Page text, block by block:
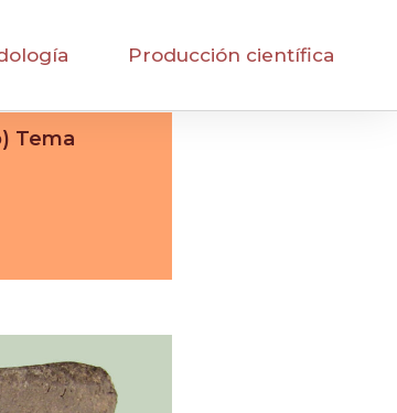
Producción científica
Tema